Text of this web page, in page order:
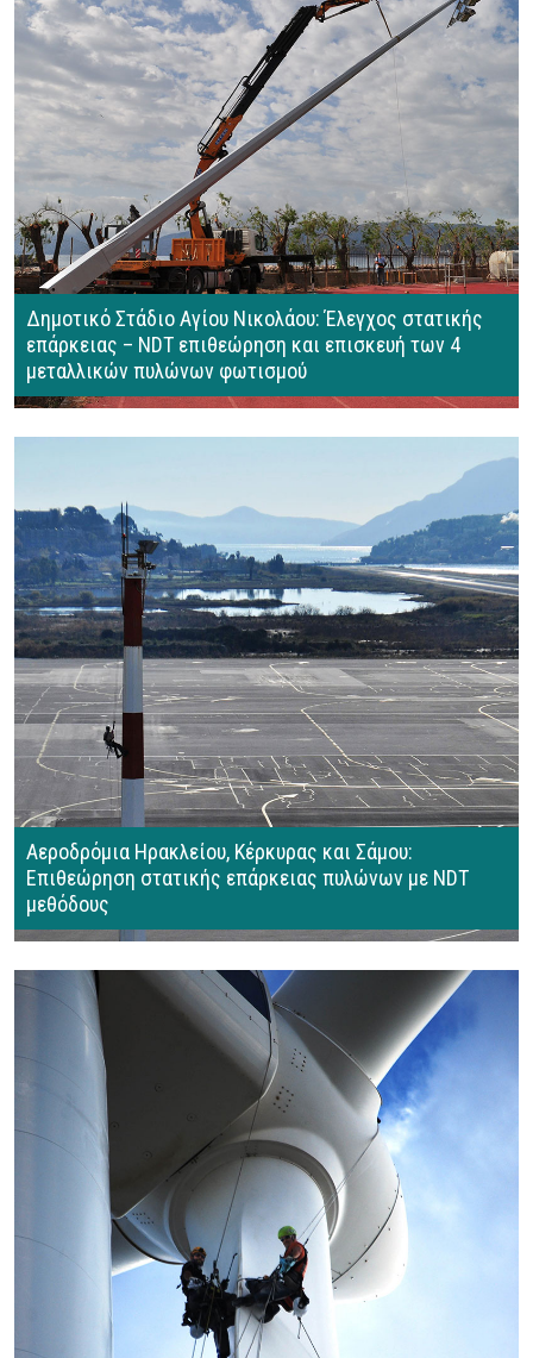
Δημοτικό Στάδιο Αγίου Νικολάου: Έλεγχος στατικής
επάρκειας – NDT επιθεώρηση και επισκευή των 4
μεταλλικών πυλώνων φωτισμού
Αεροδρόμια Ηρακλείου, Κέρκυρας και Σάμου:
Επιθεώρηση στατικής επάρκειας πυλώνων με NDT
μεθόδους